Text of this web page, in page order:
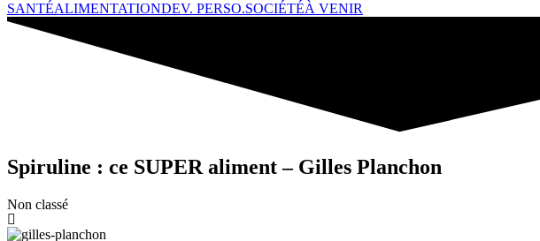
SANTÉALIMENTATIONDEV. PERSO.SOCIÉTÉÀ VENIR
Spiruline : ce SUPER aliment – Gilles Planchon
Non classé